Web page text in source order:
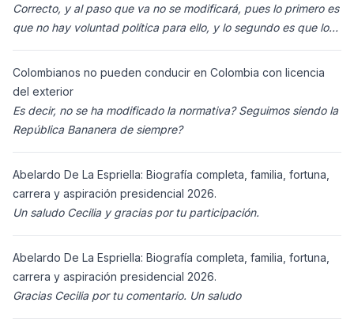
Correcto, y al paso que va no se modificará, pues lo primero es
que no hay voluntad política para ello, y lo segundo es que los
Colombianos no pueden conducir en Colombia con licencia
del exterior
Es decir, no se ha modificado la normativa? Seguimos siendo la
República Bananera de siempre?
Abelardo De La Espriella: Biografía completa, familia, fortuna,
carrera y aspiración presidencial 2026.
Un saludo Cecilia y gracias por tu participación.
Abelardo De La Espriella: Biografía completa, familia, fortuna,
carrera y aspiración presidencial 2026.
Gracias Cecilia por tu comentario. Un saludo